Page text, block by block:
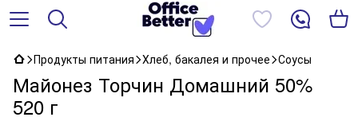
Продукты питания Хлеб, бакалея и прочее Соусы
Майонез Торчин Домашний 50%
520 г